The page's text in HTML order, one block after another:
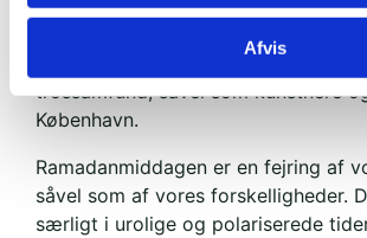
Afvis
politikere, og repræsentanter fra
trossamfund, såvel som kunstnere
København.
Ramadanmiddagen er en fejring af
såvel som af vores forskelligheder.
særligt i urolige og polariserede